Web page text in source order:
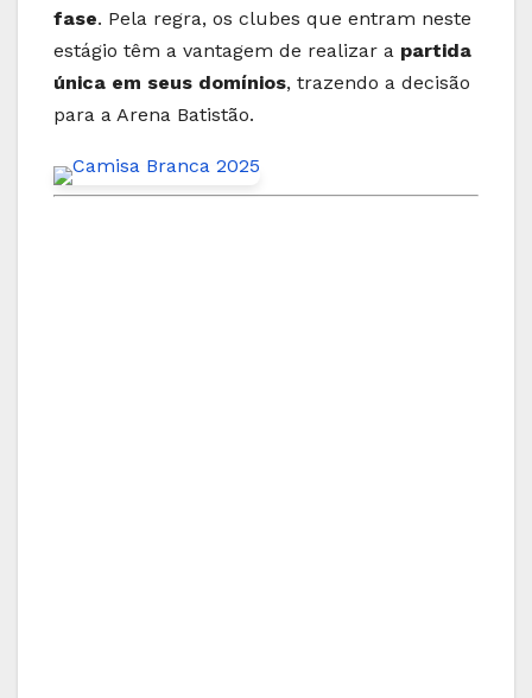
fase. Pela regra, os clubes que entram neste
estágio têm a vantagem de realizar a partida
única em seus domínios, trazendo a decisão
para a Arena Batistão.